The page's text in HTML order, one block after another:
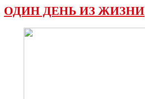
ОДИН ДЕНЬ ИЗ ЖИЗНИ